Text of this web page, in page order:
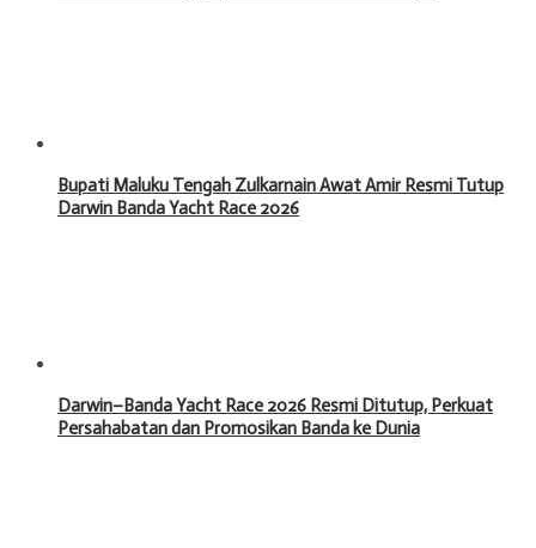
Bupati Maluku Tengah Zulkarnain Awat Amir Resmi Tutup
Darwin Banda Yacht Race 2026
Darwin–Banda Yacht Race 2026 Resmi Ditutup, Perkuat
Persahabatan dan Promosikan Banda ke Dunia